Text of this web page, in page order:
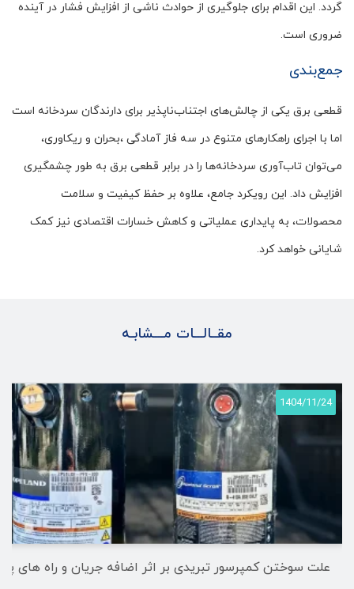
گردد. این اقدام برای جلوگیری از حوادث ناشی از افزایش فشار در آینده
ضروری است.
جمع‌بندی
قطعی برق یکی از چالش‌های اجتناب‌ناپذیر برای دارندگان سردخانه است
اما با اجرای راهکارهای متنوع در سه فاز آمادگی ،بحران و ریکاوری،
می‌توان تاب‌آوری سردخانه‌ها را در برابر قطعی برق به طور چشمگیری
افزایش داد. این رویکرد جامع، علاوه بر حفظ کیفیت و سلامت
محصولات، به پایداری عملیاتی و کاهش خسارات اقتصادی نیز کمک
شایانی خواهد کرد.
مقــالـــات مـــشابـه
1404/11/24
علت سوختن کمپرسور تبریدی بر اثر اضافه جریان و راه های